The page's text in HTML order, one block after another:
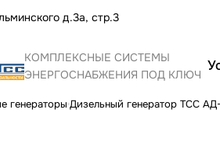
д.3а, стр.3
КОМПЛЕКСНЫЕ СИСТЕМЫ
ЭНЕРГОСНАБЖЕНИЯ ПОД КЛЮЧ
генераторы Дизельный генератор ТСС